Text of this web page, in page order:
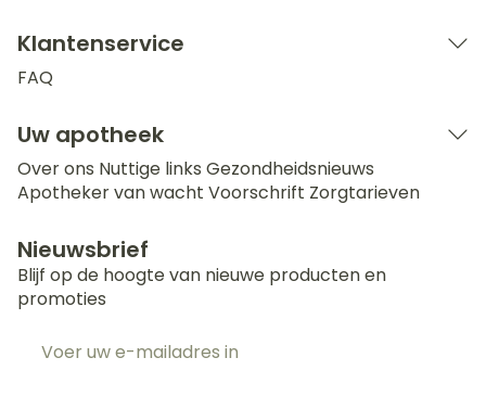
Klantenservice
FAQ
Uw apotheek
Over ons Nuttige links Gezondheidsnieuws
Apotheker van wacht Voorschrift Zorgtarieven
Nieuwsbrief
Blijf op de hoogte van nieuwe producten en
promoties